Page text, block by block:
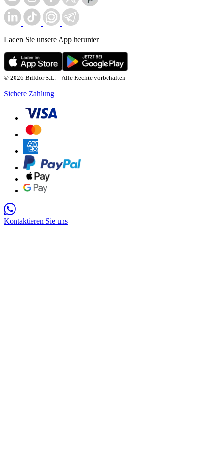
Laden Sie unsere App herunter
© 2026 Brildor S.L. – Alle Rechte vorbehalten
Sichere Zahlung
Kontaktieren Sie uns